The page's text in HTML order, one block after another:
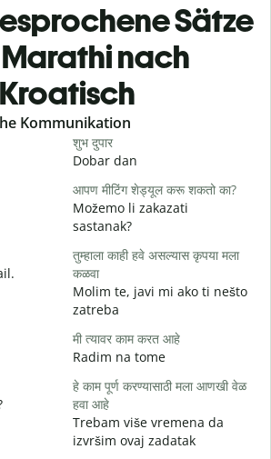
Sätze
nach
Kroatisch
Kommunikation
शुभ दुपार
Dobar dan
आपण मीटिंग शेड्यूल करू शकतो का?
Možemo li zakazati
sastanak?
तुम्हाला काही हवे असल्यास कृपया मला
कळवा
Molim te, javi mi ako ti nešto
zatreba
मी त्यावर काम करत आहे
Radim na tome
हे काम पूर्ण करण्यासाठी मला आणखी वेळ
हवा आहे
Trebam više vremena da
izvršim ovaj zadatak